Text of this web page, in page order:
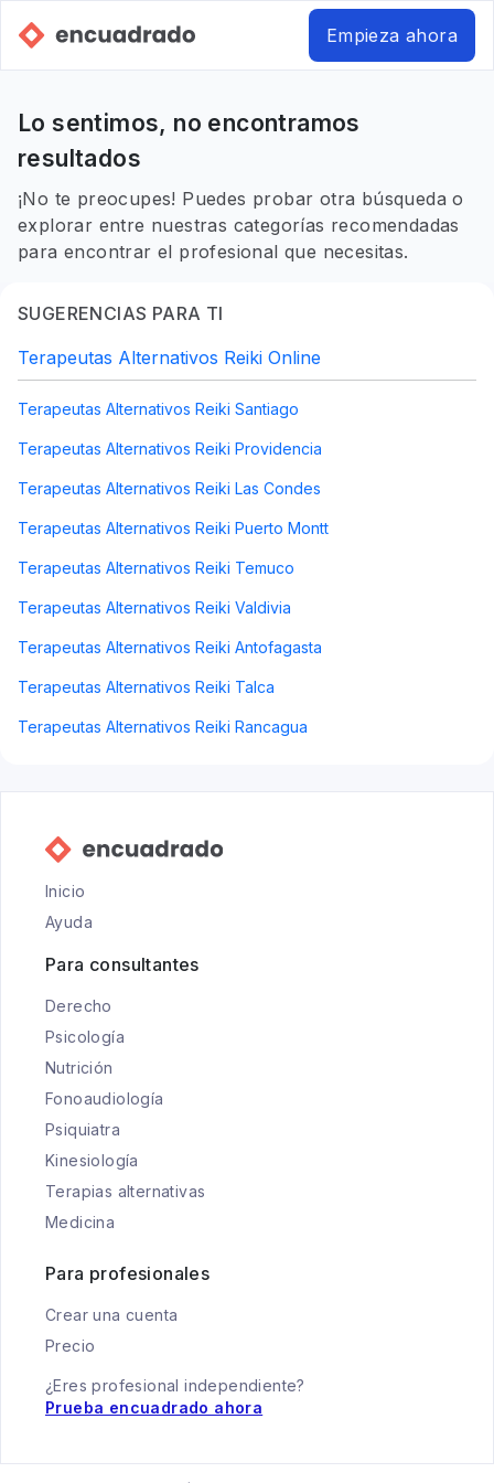
Empieza ahora
Lo sentimos, no encontramos
resultados
¡No te preocupes! Puedes probar otra búsqueda o
explorar entre nuestras categorías recomendadas
para encontrar el profesional que necesitas.
SUGERENCIAS PARA TI
Terapeutas Alternativos Reiki Online
Terapeutas Alternativos Reiki Santiago
Terapeutas Alternativos Reiki Providencia
Terapeutas Alternativos Reiki Las Condes
Terapeutas Alternativos Reiki Puerto Montt
Terapeutas Alternativos Reiki Temuco
Terapeutas Alternativos Reiki Valdivia
Terapeutas Alternativos Reiki Antofagasta
Terapeutas Alternativos Reiki Talca
Terapeutas Alternativos Reiki Rancagua
Inicio
Ayuda
Para consultantes
Derecho
Psicología
Nutrición
Fonoaudiología
Psiquiatra
Kinesiología
Terapias alternativas
Medicina
Para profesionales
Crear una cuenta
Precio
¿Eres profesional independiente?
Prueba encuadrado ahora